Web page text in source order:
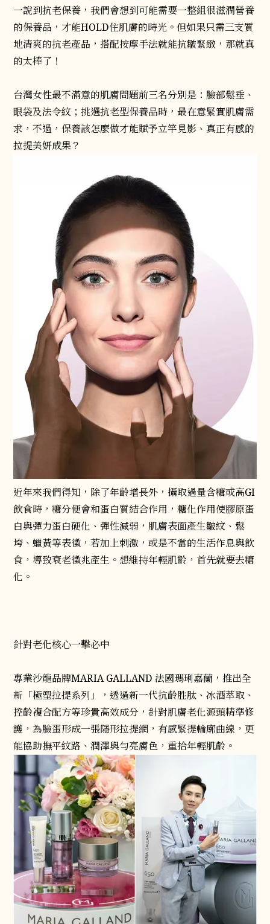
一說到抗老保養，我們會想到可能需要一整組很滋潤營養
的保養品，才能HOLD住肌膚的時光。但如果只需三支質
地清爽的抗老產品，搭配按摩手法就能抗皺緊緻，那就真
的太棒了！
台灣女性最不滿意的肌膚問題前三名分別是：臉部鬆垂、
眼袋及法令紋；挑選抗老型保養品時，最在意緊實肌膚需
求，不過，保養該怎麼做才能賦予立竿見影、真正有感的
拉提美妍成果？
近年來我們得知，除了年齡增長外，攝取過量含糖或高GI
飲食時，糖分便會和蛋白質結合作用，糖化作用使膠原蛋
白與彈力蛋白硬化、彈性減弱，肌膚表面產生皺紋、鬆
垮、蠟黃等表徵，若加上刺激，或是不當的生活作息與飲
食，導致衰老徵兆產生。想維持年輕肌齡，首先就要去糖
化。
針對老化核心一擊必中
專業沙龍品牌MARIA GALLAND 法國瑪琍嘉蘭，推出全
新「極塑拉提系列」，透過新一代抗齡胜肽、冰酒萃取、
控齡複合配方等珍貴高效成分，針對肌膚老化源頭精準修
護，為臉蛋形成一張隱形拉提網，有感緊提輪廓曲線，更
能協助撫平紋路、潤澤與勻亮膚色，重拾年輕肌齡。